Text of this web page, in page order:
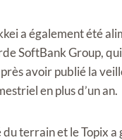
a également été
SoftBank Group,
avoir publié la
en plus d’un an.
terrain et le Topix a